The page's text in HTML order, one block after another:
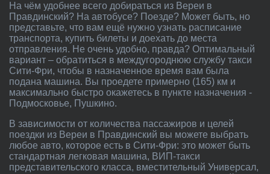
На чём удобнее всего добираться из Вереи в
Правдинский? На автобусе? Поезде? Может быть, но
представьте, что вам ещё нужно узнать расписание
транспорта, купить билеты и доехать до места
отправления. Не очень удобно, правда? Оптимальный
вариант – обратиться в междугороднюю службу такси
Сити-Фри, чтобы в назначенное время вам была
подана машина. Вы проедете примерно (165) км и
максимально быстро окажетесь в пункте назначения -
Подмосковье, Пушкино.
В зависимости от количества пассажиров и целей
поездки из Вереи в Правдинский вы можете выбрать
любое авто, которое есть в Сити-Фри: это может быть
стандартная легковая машина, ВИП-такси
представительского класса, вместительный Универсал,